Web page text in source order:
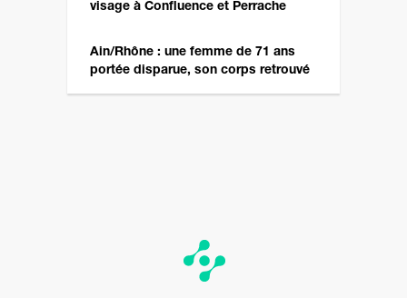
visage à Confluence et Perrache
Ain/Rhône : une femme de 71 ans
portée disparue, son corps retrouvé